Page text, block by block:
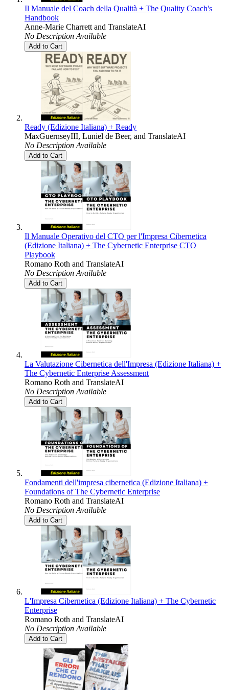
Il Manuale del Coach della Qualità + The Quality Coach's
Handbook
Anne-Marie Charrett and TranslateAI
No Description Available
Add to Cart
Ready (Edizione Italiana) + Ready
MaxGuernseyIII, Luniel de Beer, and TranslateAI
No Description Available
Add to Cart
Il Manuale Operativo del CTO per l'Impresa Cibernetica
(Edizione Italiana) + The Cybernetic Enterprise CTO
Playbook
Romano Roth and TranslateAI
No Description Available
Add to Cart
La Valutazione Cibernetica dell'Impresa (Edizione Italiana) +
The Cybernetic Enterprise Assessment
Romano Roth and TranslateAI
No Description Available
Add to Cart
Fondamenti dell'impresa cibernetica (Edizione Italiana) +
Foundations of The Cybernetic Enterprise
Romano Roth and TranslateAI
No Description Available
Add to Cart
L'Impresa Cibernetica (Edizione Italiana) + The Cybernetic
Enterprise
Romano Roth and TranslateAI
No Description Available
Add to Cart